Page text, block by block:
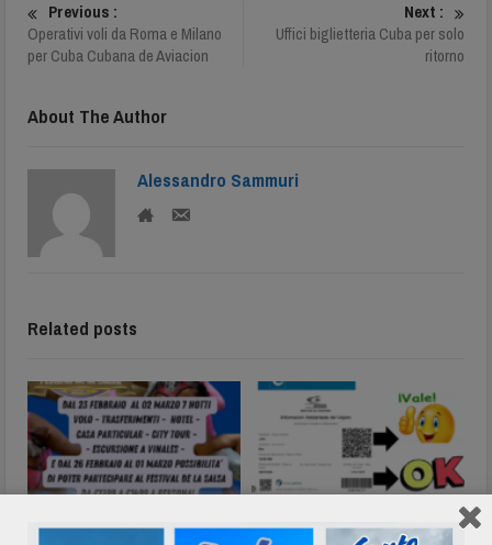
Previous :
Operativi voli da Roma e Milano
per Cuba Cubana de Aviacion
Next :
Uffici biglietteria Cuba per solo
ritorno
About The Author
Alessandro Sammuri
Related posts